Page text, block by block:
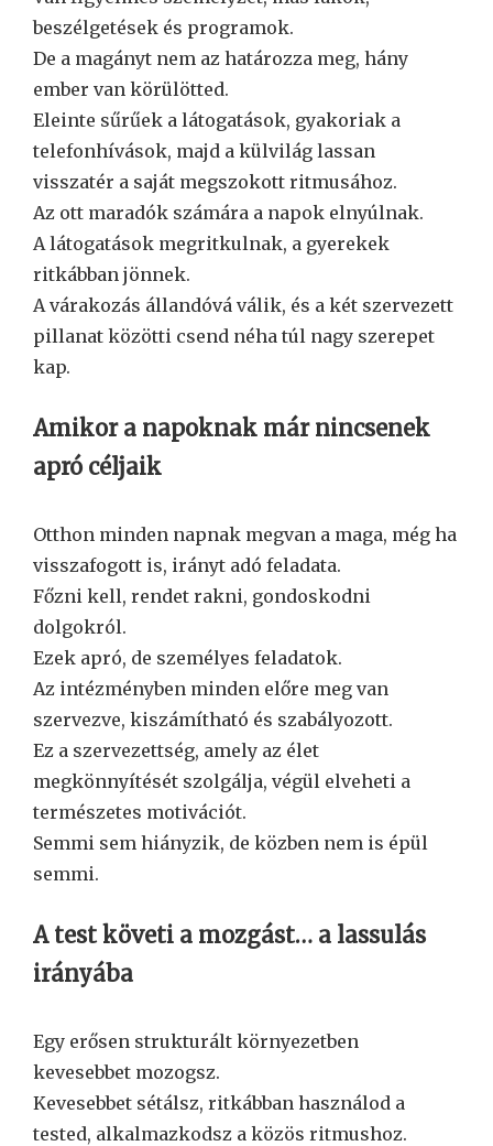
beszélgetések és programok.
De a magányt nem az határozza meg, hány
ember van körülötted.
Eleinte sűrűek a látogatások, gyakoriak a
telefonhívások, majd a külvilág lassan
visszatér a saját megszokott ritmusához.
Az ott maradók számára a napok elnyúlnak.
A látogatások megritkulnak, a gyerekek
ritkábban jönnek.
A várakozás állandóvá válik, és a két szervezett
pillanat közötti csend néha túl nagy szerepet
kap.
Amikor a napoknak már nincsenek
apró céljaik
Otthon minden napnak megvan a maga, még ha
visszafogott is, irányt adó feladata.
Főzni kell, rendet rakni, gondoskodni
dolgokról.
Ezek apró, de személyes feladatok.
Az intézményben minden előre meg van
szervezve, kiszámítható és szabályozott.
Ez a szervezettség, amely az élet
megkönnyítését szolgálja, végül elveheti a
természetes motivációt.
Semmi sem hiányzik, de közben nem is épül
semmi.
A test követi a mozgást… a lassulás
irányába
Egy erősen strukturált környezetben
kevesebbet mozogsz.
Kevesebbet sétálsz, ritkábban használod a
tested, alkalmazkodsz a közös ritmushoz.